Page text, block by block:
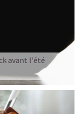
avant l'été